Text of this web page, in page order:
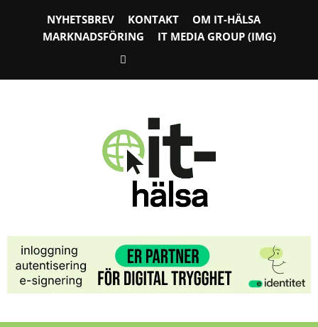
NYHETSBREV KONTAKT
OM IT-HÄLSA
MARKNADSFÖRING
IT MEDIA GROUP (IMG)